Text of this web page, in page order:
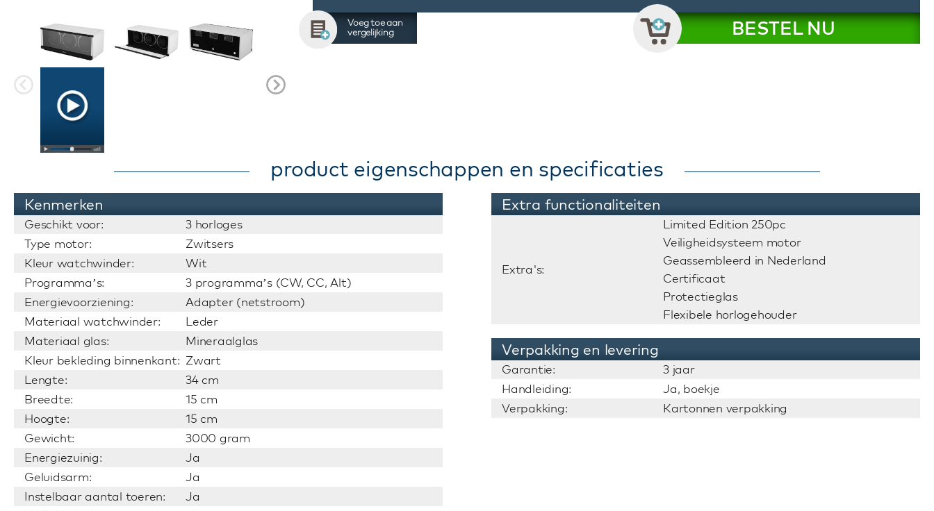
Voeg toe aan
vergelijking
BESTEL NU
product eigenschappen en specificaties
Kenmerken
Geschikt voor:
3 horloges
Type motor:
Zwitsers
Kleur watchwinder:
Wit
Programma’s:
3 programma’s (CW, CC, Alt)
Energievoorziening:
Adapter (netstroom)
Materiaal watchwinder:
Leder
Materiaal glas:
Mineraalglas
Kleur bekleding binnenkant: Zwart
Lengte:
34 cm
Breedte:
15 cm
Hoogte:
15 cm
Gewicht:
3000 gram
Energiezuinig:
Ja
Geluidsarm:
Ja
Instelbaar aantal toeren:
Ja
Extra functionaliteiten
Extra's:
Limited Edition 250pc
Veiligheidsysteem motor
Geassembleerd in Nederland
Certificaat
Protectieglas
Flexibele horlogehouder
Verpakking en levering
Garantie:
3 jaar
Handleiding:
Ja, boekje
Verpakking:
Kartonnen verpakking